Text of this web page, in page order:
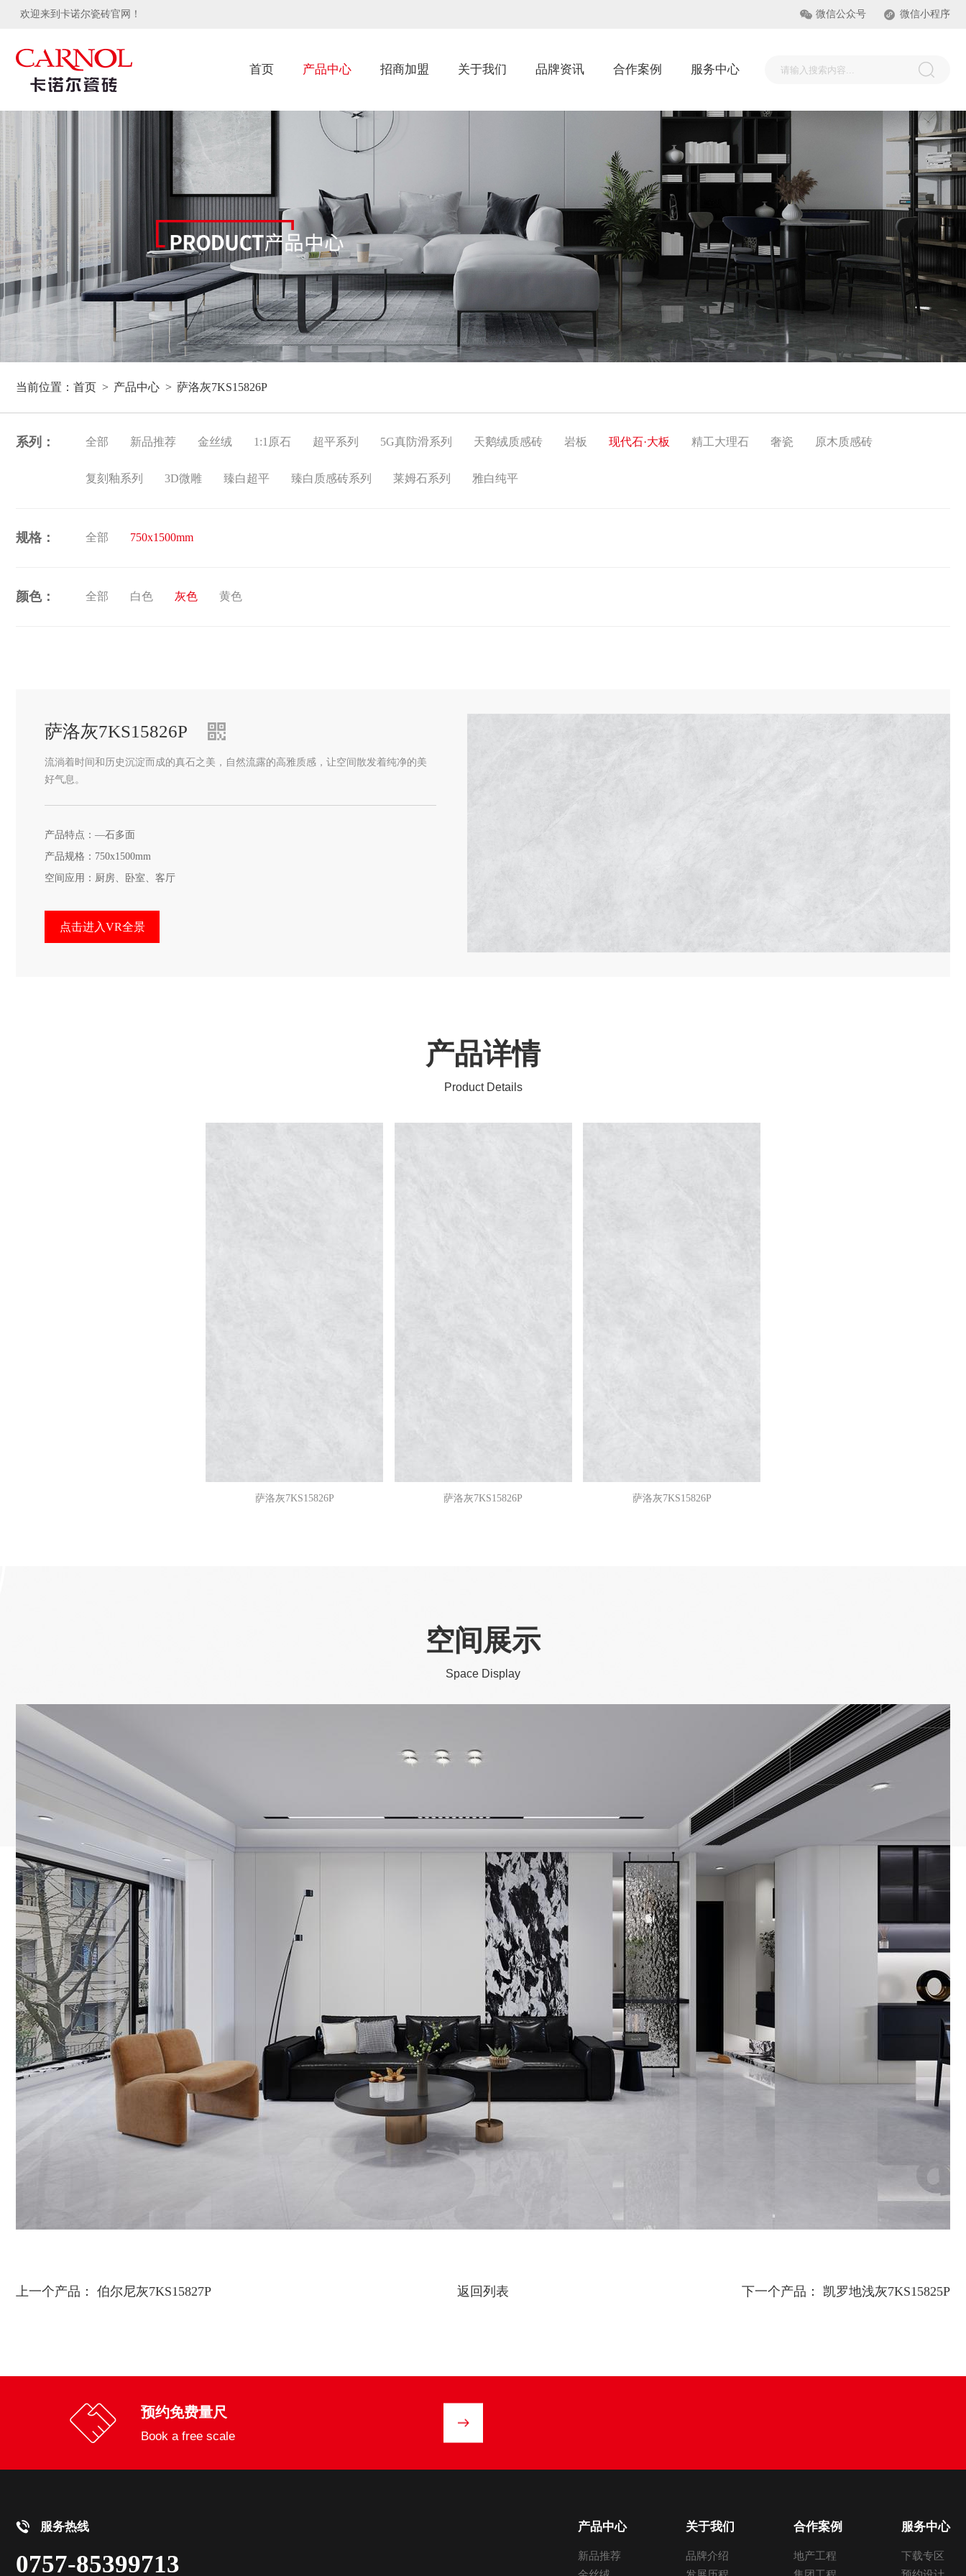
欢迎来到卡诺尔瓷砖官网！ 微信公众号 微信小程序
首页 产品中心 招商加盟 关于我们 品牌资讯 合作案例 服务中心
当前位置： 首页 产品中心 萨洛灰7KS15826P
系列： 全部 新品推荐 金丝绒 1:1原石 超平系列 5G真防滑系列 天鹅绒质感砖 岩板 现代石·大板 精工大理石 奢瓷 原木质感砖
复刻釉系列 3D微雕 臻白超平 臻白质感砖系列 莱姆石系列 雅白纯平
规格： 全部 750x1500mm
颜色： 全部 白色 灰色 黄色
萨洛灰7KS15826P
流淌着时间和历史沉淀而成的真石之美，自然流露的高雅质感，让空间散发着纯净的美
好气息。
产品特点：—石多面
产品规格：750x1500mm
空间应用：厨房、卧室、客厅
点击进入VR全景
产品详情
Product Details
萨洛灰7KS15826P 萨洛灰7KS15826P 萨洛灰7KS15826P
空间展示
Space Display
上一个产品： 伯尔尼灰7KS15827P 返回列表 下一个产品： 凯罗地浅灰7KS15825P
预约免费量尺
Book a free scale
服务热线
0757-85399713
产品中心
新品推荐
关于我们
品牌介绍
合作案例
地产工程
服务中心
下载专区